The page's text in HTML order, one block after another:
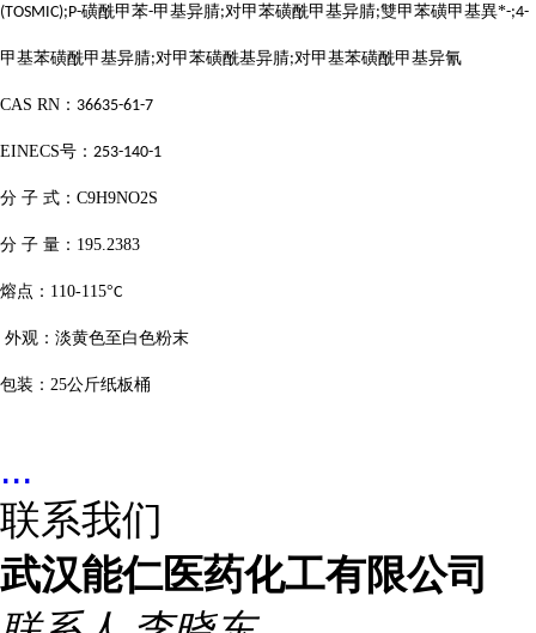
(TOSMIC);P-磺酰甲苯-甲基异腈;对甲苯磺酰甲基异腈;雙甲苯磺甲基異*-;4-
甲基苯磺酰甲基异腈;对甲苯磺酰基异腈;对甲基苯磺酰甲基异氰
CAS RN ： 36635-61-7
EINECS号： 253-140-1
分 子 式： C9H9NO2S
分 子 量： 195.2383
熔点： 110-115°C
外观：淡黄色至白色粉末
包装： 25公斤纸板桶
...
联系我们
武汉能仁医药化工有限公司